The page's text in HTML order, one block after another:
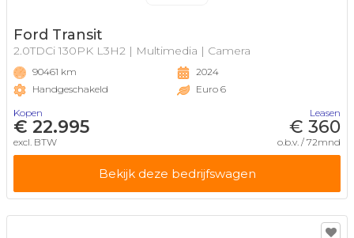
Ford Transit
2.0TDCi 130PK L3H2 | Multimedia | Camera
90461 km
Handgeschakeld
2024
Euro 6
Kopen
€ 22.995
excl. BTW
Leasen
€ 360
o.b.v. / 72mnd
Bekijk deze bedrijfswagen